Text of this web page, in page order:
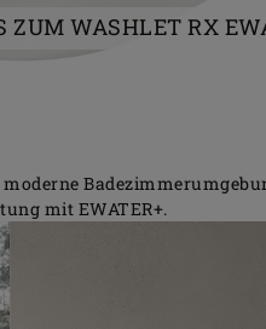
ZUM WASHLET RX
mit EWATER+.